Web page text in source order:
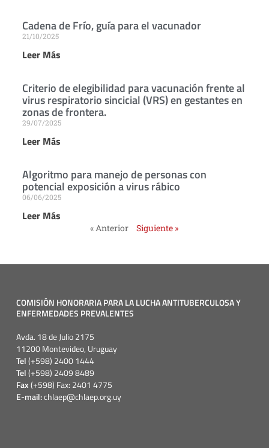
Cadena de Frío, guía para el vacunador
21/10/2025
Leer Más
Criterio de elegibilidad para vacunación frente al
virus respiratorio sincicial (VRS) en gestantes en
zonas de frontera.
29/07/2025
Leer Más
Algoritmo para manejo de personas con
potencial exposición a virus rábico
06/06/2025
Leer Más
« Anterior Siguiente »
COMISIÓN HONORARIA PARA LA LUCHA ANTITUBERCULOSA Y
ENFERMEDADES PREVALENTES
Avda. 18 de Julio 2175
11200 Montevideo, Uruguay
Tel(+598) 2400 1444
Tel(+598) 2409 8489
Fax(+598) Fax: 2401 4775
E-mail:chlaep@chlaep.org.uy